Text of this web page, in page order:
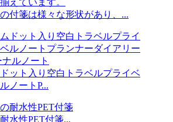
付箋は様々な形状があり、...
ット入り空白トラベルプライベ
ノートP...
水性PET付箋...